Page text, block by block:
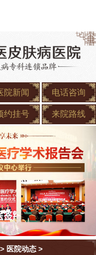
院新闻 电话咨询
约挂号 来院路线
医院动态 >